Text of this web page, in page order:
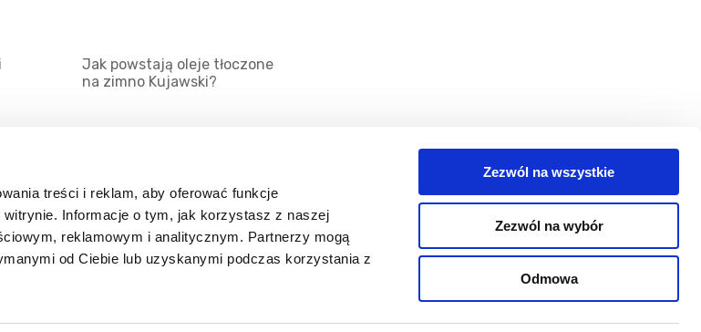
treści i reklam, aby oferować funkcje
Informacje o tym, jak korzystasz z naszej
reklamowym i analitycznym. Partnerzy mogą
od Ciebie lub uzyskanymi podczas korzystania z
Zezwól na wszystkie
Zezwól na wybór
Odmowa
Jak powstają oleje tłoczone
na zimno Kujawski?
Kategorie
Kontakt
Zaloguj się